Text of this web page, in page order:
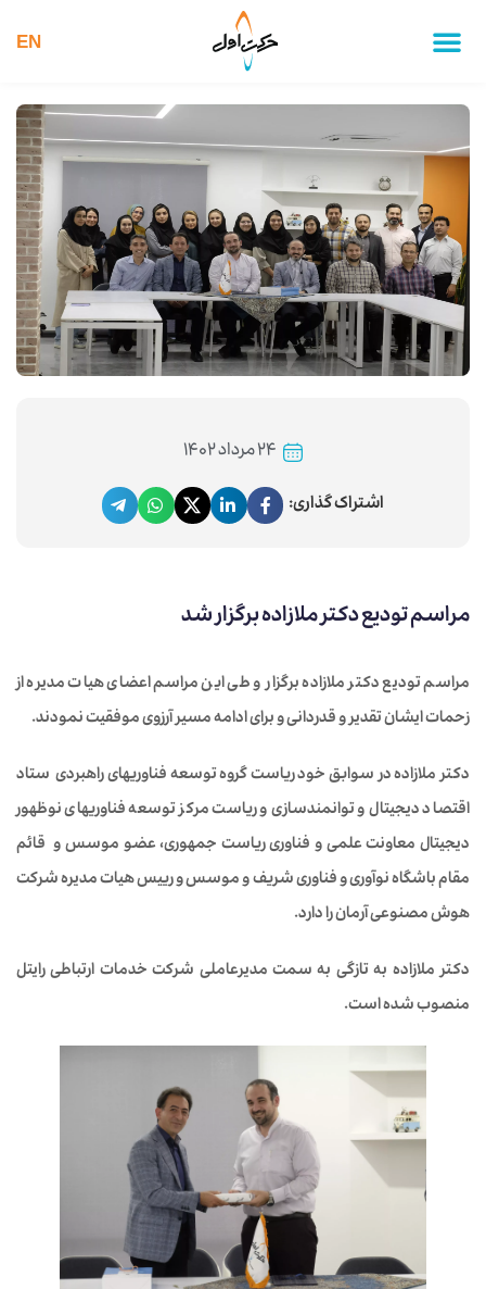
EN
۲۴ مرداد ۱۴۰۲
اشتراک گذاری:
مراسم تودیع دکتر ملازاده برگزار شد
مراسم تودیع دکتر ملازاده برگزار و طی این مراسم اعضای هیات مدیره از
زحمات ایشان تقدیر و قدردانی و برای ادامه مسیر آرزوی موفقیت نمودند.
دکتر ملازاده در سوابق خود ریاست گروه توسعه فناوریهای راهبردی ستاد
اقتصاد دیجیتال و توانمندسازی و ریاست مرکز توسعه فناوریهای نوظهور
دیجیتال معاونت علمی و فناوری ریاست جمهوری، عضو موسس و قائم
مقام باشگاه نوآوری و فناوری شریف و موسس و رییس هیات مدیره شرکت
هوش مصنوعی آرمان را دارد.
دکتر ملازاده به تازگی به سمت مدیرعاملی شرکت خدمات ارتباطی رایتل
منصوب شده است.